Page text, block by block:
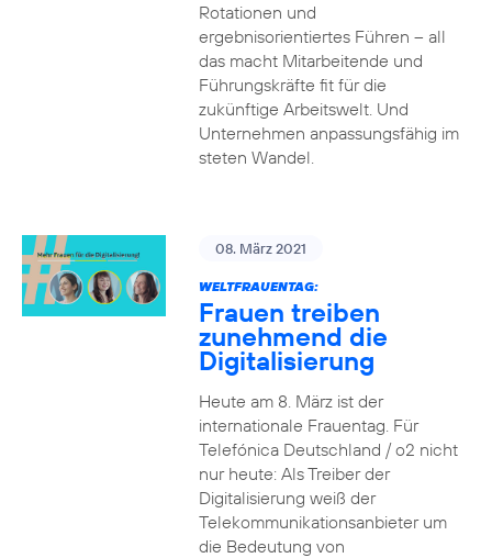
Rotationen und
ergebnisorientiertes Führen – all
das macht Mitarbeitende und
Führungskräfte fit für die
zukünftige Arbeitswelt. Und
Unternehmen anpassungsfähig im
steten Wandel.
08. März 2021
WELTFRAUENTAG:
Frauen treiben
zunehmend die
Digitalisierung
Heute am 8. März ist der
internationale Frauentag. Für
Telefónica Deutschland / o2 nicht
nur heute: Als Treiber der
Digitalisierung weiß der
Telekommunikationsanbieter um
die Bedeutung von